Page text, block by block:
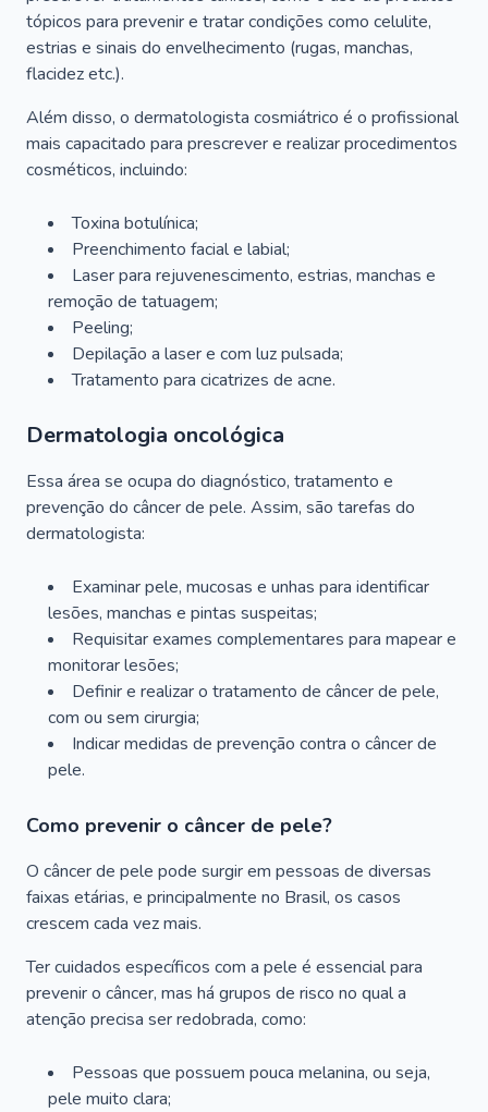
tópicos para prevenir e tratar condições como celulite,
estrias e sinais do envelhecimento (rugas, manchas,
flacidez etc.).
Além disso, o dermatologista cosmiátrico é o profissional
mais capacitado para prescrever e realizar procedimentos
cosméticos, incluindo:
Toxina botulínica;
Preenchimento facial e labial;
Laser para rejuvenescimento, estrias, manchas e
remoção de tatuagem;
Peeling;
Depilação a laser e com luz pulsada;
Tratamento para cicatrizes de acne.
Dermatologia oncológica
Essa área se ocupa do diagnóstico, tratamento e
prevenção do câncer de pele. Assim, são tarefas do
dermatologista:
Examinar pele, mucosas e unhas para identificar
lesões, manchas e pintas suspeitas;
Requisitar exames complementares para mapear e
monitorar lesões;
Definir e realizar o tratamento de câncer de pele,
com ou sem cirurgia;
Indicar medidas de prevenção contra o câncer de
pele.
Como prevenir o câncer de pele?
O câncer de pele pode surgir em pessoas de diversas
faixas etárias, e principalmente no Brasil, os casos
crescem cada vez mais.
Ter cuidados específicos com a pele é essencial para
prevenir o câncer, mas há grupos de risco no qual a
atenção precisa ser redobrada, como:
Pessoas que possuem pouca melanina, ou seja,
pele muito clara;